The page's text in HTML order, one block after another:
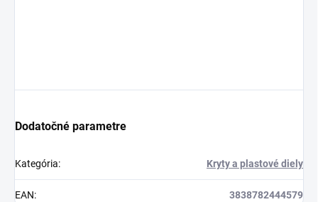
Dodatočné parametre
Kategória: Kryty a plastové diely
EAN: 3838782444579